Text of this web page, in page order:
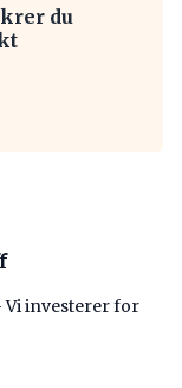
du
Vi investerer for